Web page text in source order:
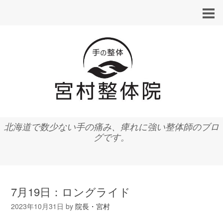
北海道で数少ない手の痛み、痺れに強い整体師のブロ
グです。
7月19日：ロングライド
2023年10月31日 by院長・宮村